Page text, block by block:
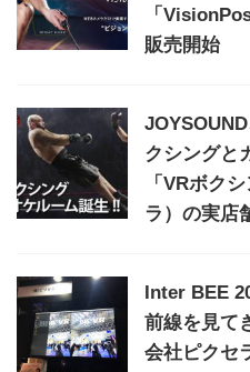
「
販売開始
クシングと
「VRボク
ラ）の実店
Inter BEE
前線を見て
会社ピクセ